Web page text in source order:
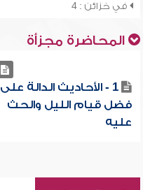
في خزائن : 4
المحاضرة مجزأة
1 - الأحاديث الدالة على
فضل قيام الليل والحث
عليه